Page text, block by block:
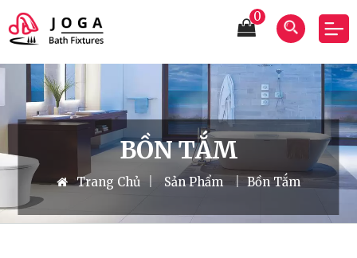
0
BỒN TẮM
Trang Chủ Sản Phẩm | Bồn Tắm